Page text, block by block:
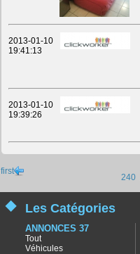
2013-01-10
19:41:13
2013-01-10
19:39:26
first
240
Les Catégories
ANNONCES 37
Tout
Véhicules